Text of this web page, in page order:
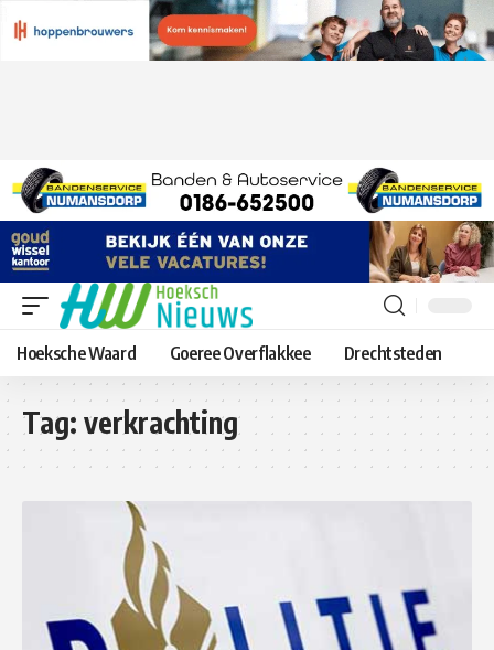
Hoeksche Waard Goeree Overflakkee Drechtsteden
Tag: verkrachting